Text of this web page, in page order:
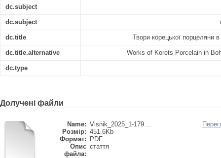
dc.subject
dc.subject
dc.title Твори корецької порцеляни
dc.title.alternative Works of Korets Porcelain in
dc.type
Долучені файли
Name: Visnik_2025_1-179 ...
Розмір: 451.6Kb
Формат:
PDF
Опис
файла:
стаття